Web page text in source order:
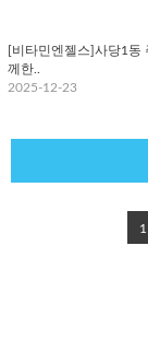
[비타민엔젤스]사당1동
께한..
2025-12-23
1